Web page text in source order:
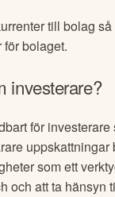
till bolag
bolaget.
investerare?
för
som ett
och att ta